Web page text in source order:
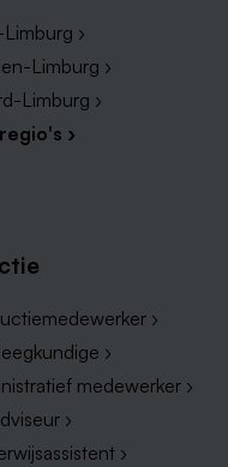
›
Limburg ›
Limburg ›
›
›
›
medewerker ›
›
›